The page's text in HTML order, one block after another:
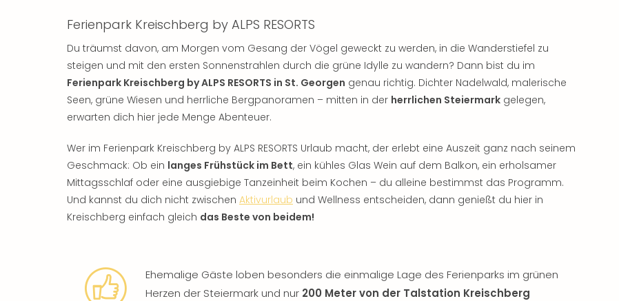
Ferienpark Kreischberg by ALPS RESORTS
Du träumst davon, am Morgen vom Gesang der Vögel geweckt zu werden, in die Wanderstiefel zu
steigen und mit den ersten Sonnenstrahlen durch die grüne Idylle zu wandern? Dann bist du im
Ferienpark Kreischberg by ALPS RESORTS in St. Georgen genau richtig. Dichter Nadelwald, malerische
Seen, grüne Wiesen und herrliche Bergpanoramen – mitten in der herrlichen Steiermark gelegen,
erwarten dich hier jede Menge Abenteuer.
Wer im Ferienpark Kreischberg by ALPS RESORTS Urlaub macht, der erlebt eine Auszeit ganz nach seinem
Geschmack: Ob ein langes Frühstück im Bett, ein kühles Glas Wein auf dem Balkon, ein erholsamer
Mittagsschlaf oder eine ausgiebige Tanzeinheit beim Kochen – du alleine bestimmst das Programm.
Und kannst du dich nicht zwischen Aktivurlaub und Wellness entscheiden, dann genießt du hier in
Kreischberg einfach gleich das Beste von beidem!
Ehemalige Gäste loben besonders die einmalige Lage des Ferienparks im grünen
Herzen der Steiermark und nur 200 Meter von der Talstation Kreischberg